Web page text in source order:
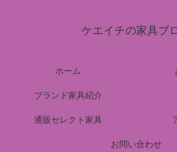
ケエイチの家具ブ
ホーム
ブランド家具紹介
通販セレクト家具
お問い合わせ